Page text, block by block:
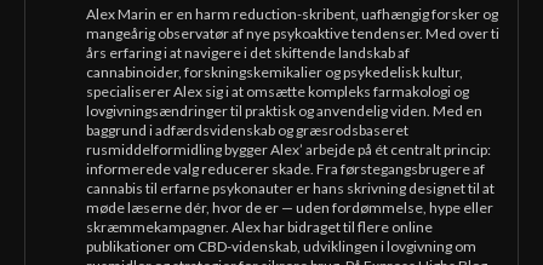
Alex Marin er en harm reduction-skribent, uafhængig forsker og
mangeårig observatør af nye psykoaktive tendenser. Med over ti
års erfaring i at navigere i det skiftende landskab af
cannabinoider, forskningskemikalier og psykedelisk kultur,
specialiserer Alex sig i at omsætte kompleks farmakologi og
lovgivningsændringer til praktisk og anvendelig viden. Med en
baggrund i adfærdsvidenskab og græsrodsbaseret
rusmiddelformidling bygger Alex’ arbejde på ét centralt princip:
informerede valg reducerer skade. Fra førstegangsbrugere af
cannabis til erfarne psykonauter er hans skrivning designet til at
møde læserne dér, hvor de er — uden fordømmelse, hype eller
skræmmekampagner. Alex har bidraget til flere online
publikationer om CBD-videnskab, udviklingen i lovgivning om